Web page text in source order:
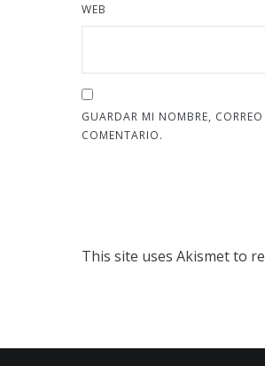
WEB
GUARDAR MI NOMBRE,
COMENTARIO.
This site uses Akismet to